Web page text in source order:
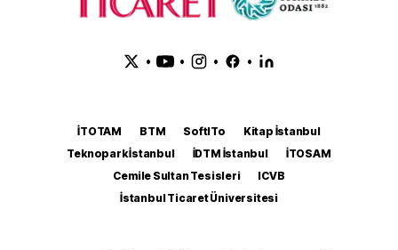
• • • •
İTOTAM BTM SoftITo
Kitap İstanbul
Teknopark İstanbul
İDTM İstanbul
İTOSAM
Cemile Sultan Tesisleri
ICVB
İstanbul Ticaret Üniversitesi